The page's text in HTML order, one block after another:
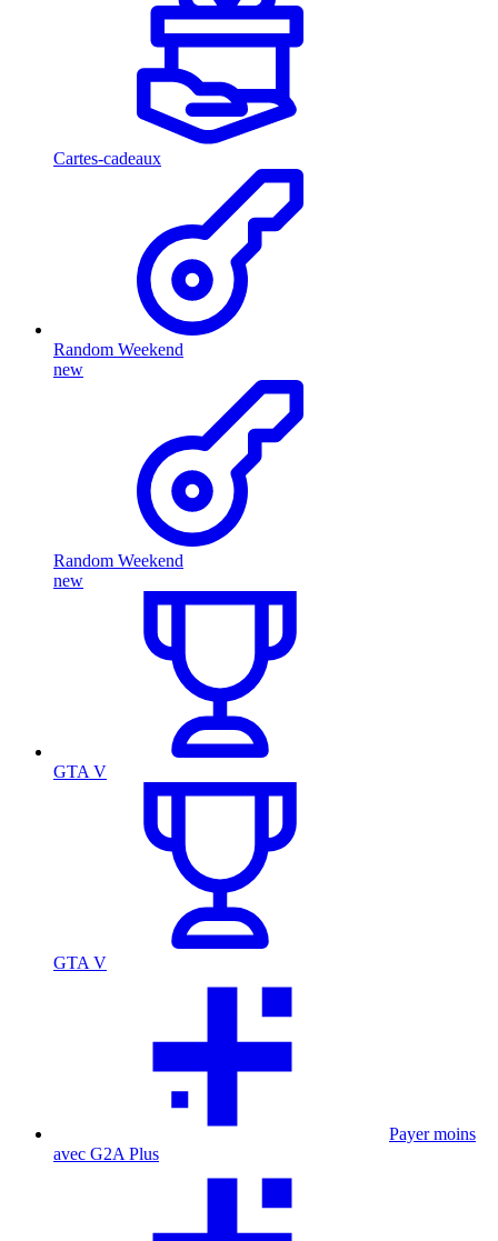
Cartes-cadeaux
Random Weekend
new
Random Weekend
new
GTA V
GTA V
Payer moins
avec G2A Plus